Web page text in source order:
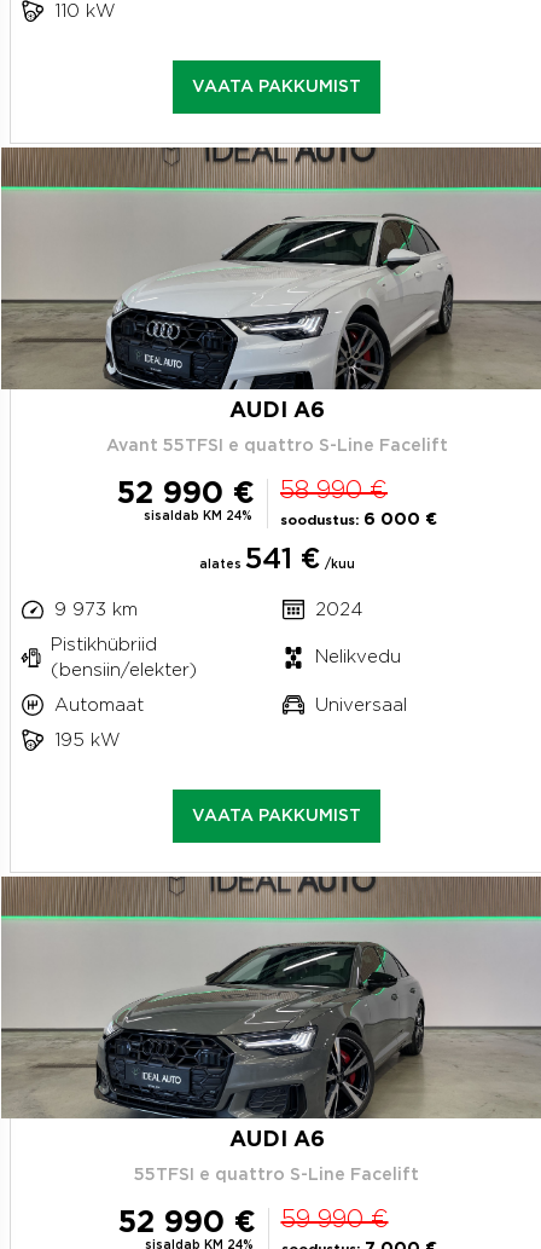
110 kW
VAATA PAKKUMIST
AUDI A6
Avant 55TFSI e quattro S-Line Facelift
52 990 €
sisaldab KM 24%
58 990 €
soodustus: 6 000 €
alates 541 € /kuu
9 973 km
2024
Pistikhübriid
(bensiin/elekter)
Nelikvedu
Automaat
Universaal
195 kW
VAATA PAKKUMIST
AUDI A6
55TFSI e quattro S-Line Facelift
52 990 €
sisaldab KM 24%
59 990 €